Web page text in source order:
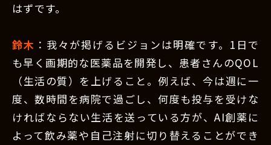
はずです。
鈴木 ：我々が掲げるビジョンは明確です。1日で
も早く画期的な医薬品を開発し、患者さんのQOL
（生活の質）を上げること。例えば、今は週に一
度、数時間を病院で過ごし、何度も投与を受けな
ければならない生活を送っている方が、AI創薬に
よって飲み薬や自己注射に切り替えることができ